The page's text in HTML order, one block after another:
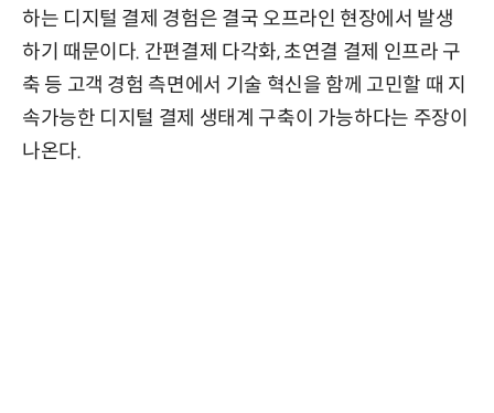
하는 디지털 결제 경험은 결국 오프라인 현장에서 발생
하기 때문이다. 간편결제 다각화, 초연결 결제 인프라 구
축 등 고객 경험 측면에서 기술 혁신을 함께 고민할 때 지
속가능한 디지털 결제 생태계 구축이 가능하다는 주장이
나온다.